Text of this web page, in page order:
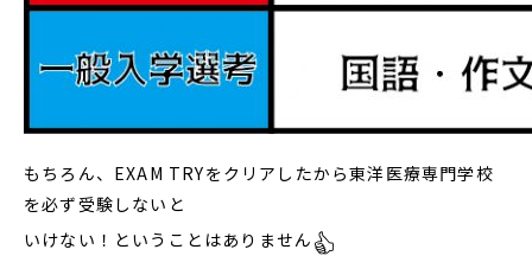
もちろん、EXAM TRYをクリアしたから東洋医療専門学校
を必ず受験しないと
いけない！ということはありません